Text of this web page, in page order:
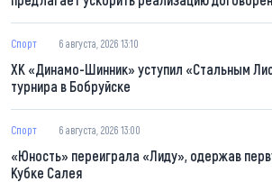
Спорт 6 августа, 2026 13:10
ХК «Динамо-Шинник» уступил «Стальным
турнира в Бобруйске
Спорт 6 августа, 2026 13:00
«Юность» переиграла «Лиду», одержав
Кубке Салея